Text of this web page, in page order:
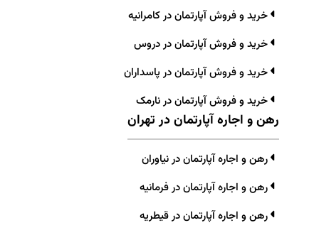
خرید و فروش آپارتمان در کامرانیه
خرید و فروش آپارتمان در دروس
خرید و فروش آپارتمان در پاسداران
خرید و فروش آپارتمان در نارمک
رهن و اجاره آپارتمان در تهران
رهن و اجاره آپارتمان در نیاوران
رهن و اجاره آپارتمان در فرمانیه
رهن و اجاره آپارتمان در قیطریه